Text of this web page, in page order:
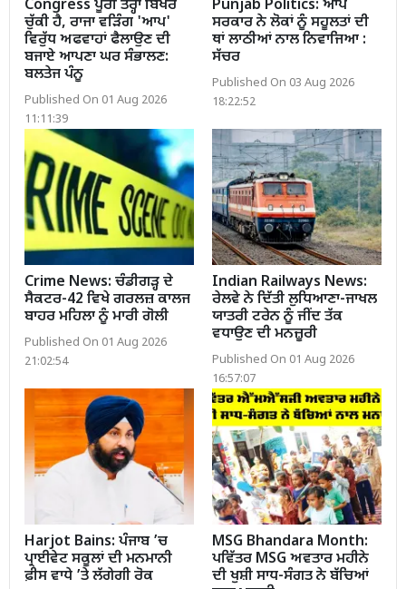
Congress ਪੂਰੀ ਤਰ੍ਹਾਂ ਬਿਖਰ
ਚੁੱਕੀ ਹੈ, ਰਾਜਾ ਵੜਿੰਗ 'ਆਪ'
ਵਿਰੁੱਧ ਅਫਵਾਹਾਂ ਫੈਲਾਉਣ ਦੀ
ਬਜਾਏ ਆਪਣਾ ਘਰ ਸੰਭਾਲਣ:
ਬਲਤੇਜ ਪੰਨੂ
Published On 01 Aug 2026
11:11:39
Punjab Politics: ਆਪ
ਸਰਕਾਰ ਨੇ ਲੋਕਾਂ ਨੂੰ ਸਹੂਲਤਾਂ ਦੀ
ਥਾਂ ਲਾਠੀਆਂ ਨਾਲ ਨਿਵਾਜਿਆ :
ਸੱਚਰ
Published On 03 Aug 2026
18:22:52
Crime News: ਚੰਡੀਗੜ੍ਹ ਦੇ
ਸੈਕਟਰ-42 ਵਿਖੇ ਗਰਲਜ਼ ਕਾਲਜ
ਬਾਹਰ ਮਹਿਲਾ ਨੂੰ ਮਾਰੀ ਗੋਲੀ
Published On 01 Aug 2026
21:02:54
Indian Railways News:
ਰੇਲਵੇ ਨੇ ਦਿੱਤੀ ਲੁਧਿਆਣਾ-ਜਾਖਲ
ਯਾਤਰੀ ਟਰੇਨ ਨੂੰ ਜੀਂਦ ਤੱਕ
ਵਧਾਉਣ ਦੀ ਮਨਜ਼ੂਰੀ
Published On 01 Aug 2026
16:57:07
Harjot Bains: ਪੰਜਾਬ ’ਚ
ਪ੍ਰਾਈਵੇਟ ਸਕੂਲਾਂ ਦੀ ਮਨਮਾਨੀ
ਫ਼ੀਸ ਵਾਧੇ ’ਤੇ ਲੱਗੇਗੀ ਰੋਕ
MSG Bhandara Month:
ਪਵਿੱਤਰ MSG ਅਵਤਾਰ ਮਹੀਨੇ
ਦੀ ਖੁਸ਼ੀ ਸਾਧ-ਸੰਗਤ ਨੇ ਬੱਚਿਆਂ